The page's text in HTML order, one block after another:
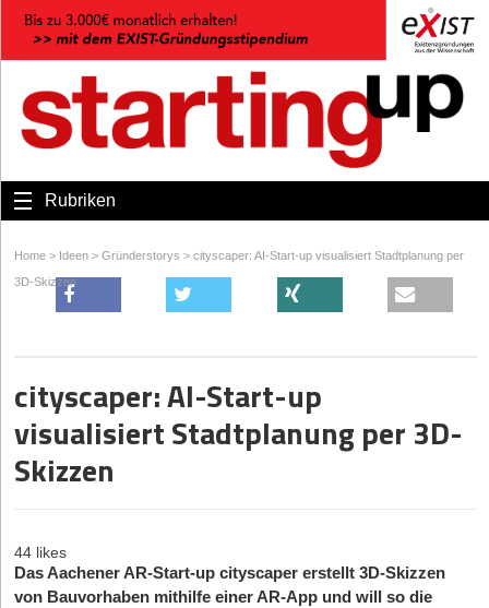
Rubriken
Home > Ideen > Gründerstorys > cityscaper: AI-Start-up visualisiert Stadtplanung per
3D-Skizzen
cityscaper: AI-Start-up
visualisiert Stadtplanung per 3D-
Skizzen
44 likes
Das Aachener AR-Start-up cityscaper erstellt 3D-Skizzen
von Bauvorhaben mithilfe einer AR-App und will so die